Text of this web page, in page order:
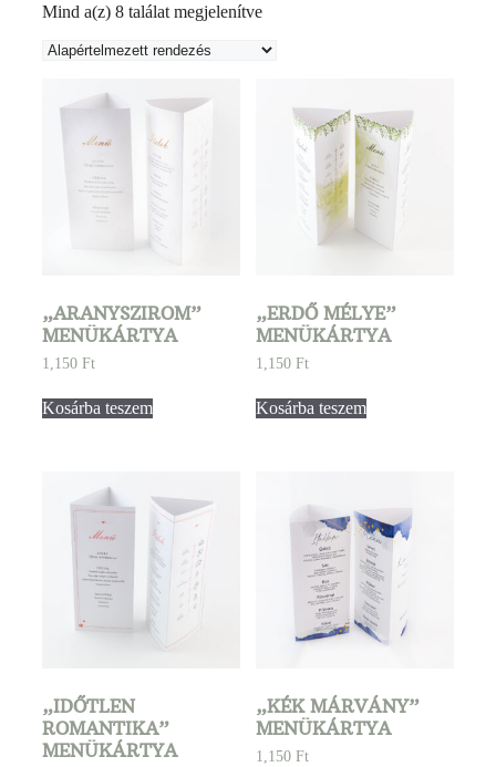
Mind a(z) 8 találat megjelenítve
„ARANYSZIROM”
MENÜKÁRTYA
1,150 Ft
Kosárba teszem
„ERDŐ MÉLYE”
MENÜKÁRTYA
1,150Ft
Kosárba teszem
„IDŐTLEN
ROMANTIKA”
MENÜKÁRTYA
„KÉK MÁRVÁNY”
MENÜKÁRTYA
1,150Ft